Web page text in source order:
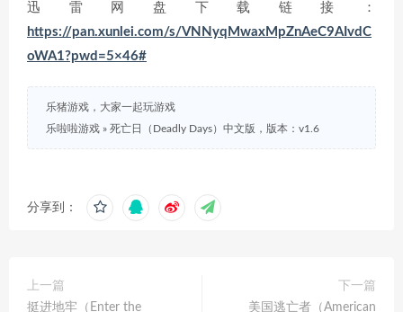
迅雷网盘下载链接：
https://pan.xunlei.com/s/VNNyqMwaxMpZnAeC9AIvdC
oWA1?pwd=5×46#
乐猪游戏，大家一起玩游戏
乐啦啦游戏 » 死亡日（Deadly Days）中文版，版本：v1.6
分享到：
上一篇
挺进地牢（Enter the
下一篇
美国逃亡者（American